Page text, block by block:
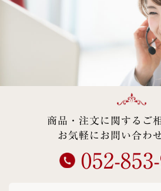
商品・注文に関するご
お気軽にお問い合わ
052-